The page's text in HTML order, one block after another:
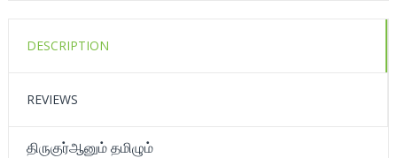
DESCRIPTION
REVIEWS
திருகுர்ஆனும் தமிழும்